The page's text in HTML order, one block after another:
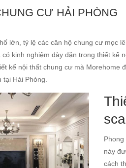
CƯ HẢI PHÒNG
lớn, tỷ lệ các căn hộ chung cư mọc
kinh nghiệm dày dặn trong thiết kế
kế nội thất chung cư mà Morehome
tại Hải Phòng.
này
cách